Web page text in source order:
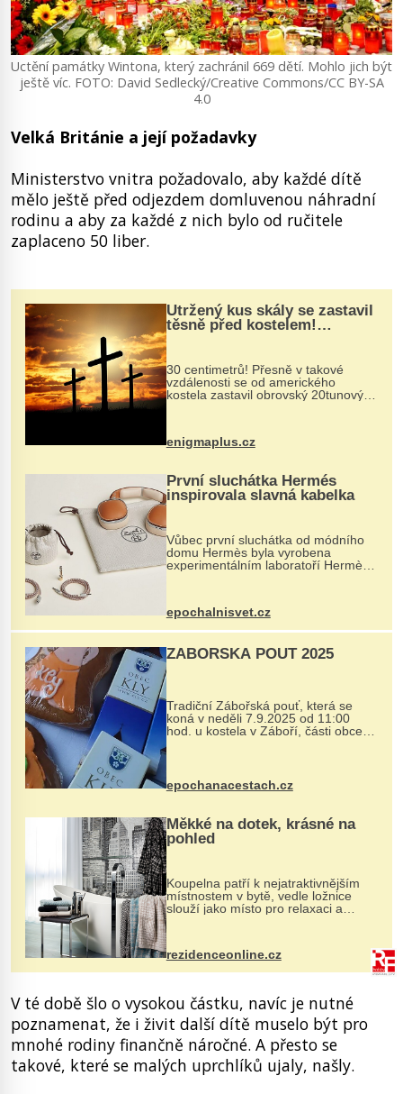
Uctění památky Wintona, který zachránil 669 dětí. Mohlo jich být
ještě víc. FOTO: David Sedlecký/Creative Commons/CC BY-SA
4.0
Velká Británie a její požadavky
Ministerstvo vnitra požadovalo, aby každé dítě
mělo ještě před odjezdem domluvenou náhradní
rodinu a aby za každé z nich bylo od ručitele
zaplaceno 50 liber.
Utržený kus skály se zastavil
těsně před kostelem!
Ochránila ho boží síla?
30 centimetrů! Přesně v takové
vzdálenosti se od amerického
kostela zastavil obrovský 20tunový
...
enigmaplus.cz
První sluchátka Hermés
inspirovala slavná kabelka
Vůbec první sluchátka od módního
domu Hermès byla vyrobena
experimentálním laboratoří Hermès
kovový...
epochalnisvet.cz
ZÁBOŘSKÁ POUŤ 2025
Tradiční Zábořská pouť, která se
koná v neděli 7.9.2025 od 11:00
hod. u kostela v Záboří, části obce
Kly u Mělníka. V programu naleznete
komentovanou prohlídku kostela,
epochanacestach.cz
Měkké na dotek, krásné na
pohled
Koupelna patří k nejatraktivnějším
místnostem v bytě, vedle ložnice
slouží jako místo pro relaxaci a
odpočinek. Koupelnový textil –
ručníky, osušky a koberečky –
mohou jako mávnutím kouzelného
proutku...
rezidenceonline.cz
V té době šlo o vysokou částku, navíc je nutné
poznamenat, že i živit další dítě muselo být pro
mnohé rodiny finančně náročné. A přesto se
takové, které se malých uprchlíků ujaly, našly.